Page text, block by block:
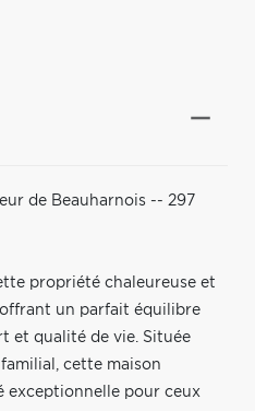
de Beauharnois -- 297
propriété chaleureuse et
un parfait équilibre
et qualité de vie. Située
cette maison
exceptionnelle pour ceux